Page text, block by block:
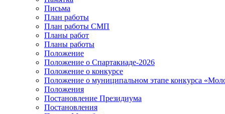
Письма
План работы
План работы СМП
Планы работ
Планы работы
Положение
Положение о Спартакиаде-2026
Положение о конкурсе
Положение о муниципальном этапе конкурса
Положения
Постановление Президиума
Постановления